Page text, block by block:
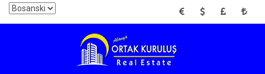
EUR USD GBP TRY